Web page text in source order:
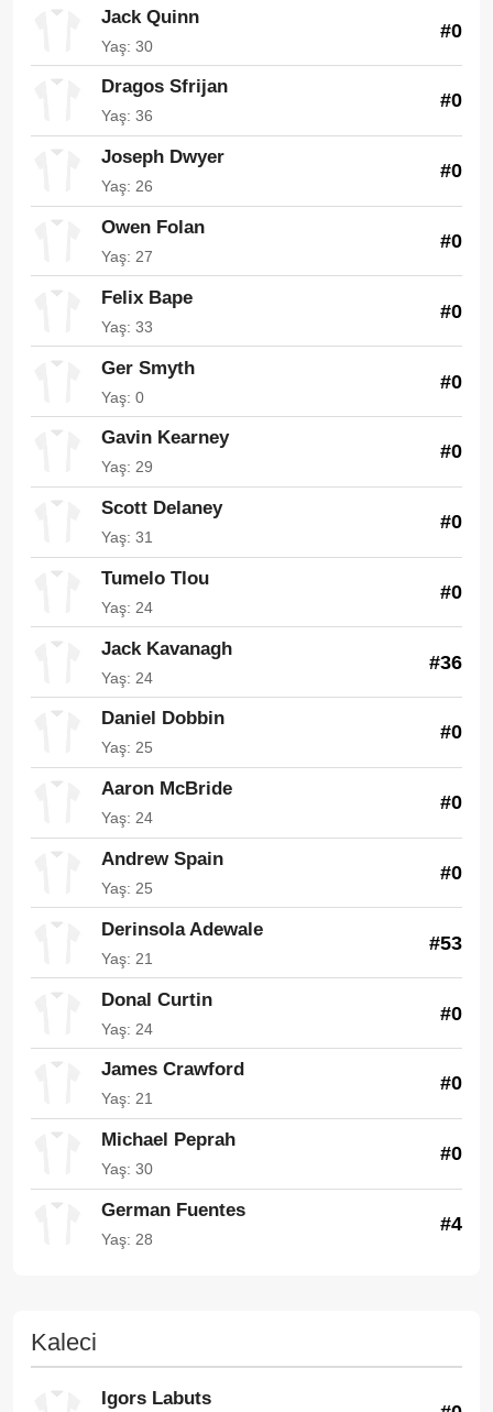
Jack Quinn
Yaş: 30
#0
Dragos Sfrijan
Yaş: 36
#0
Joseph Dwyer
Yaş: 26
#0
Owen Folan
Yaş: 27
#0
Felix Bape
Yaş: 33
#0
Ger Smyth
Yaş: 0
#0
Gavin Kearney
Yaş: 29
#0
Scott Delaney
Yaş: 31
#0
Tumelo Tlou
Yaş: 24
#0
Jack Kavanagh
Yaş: 24
#36
Daniel Dobbin
Yaş: 25
#0
Aaron McBride
Yaş: 24
#0
Andrew Spain
Yaş: 25
#0
Derinsola Adewale
Yaş: 21
#53
Donal Curtin
Yaş: 24
#0
James Crawford
Yaş: 21
#0
Michael Peprah
Yaş: 30
#0
German Fuentes
Yaş: 28
#4
Kaleci
Igors Labuts